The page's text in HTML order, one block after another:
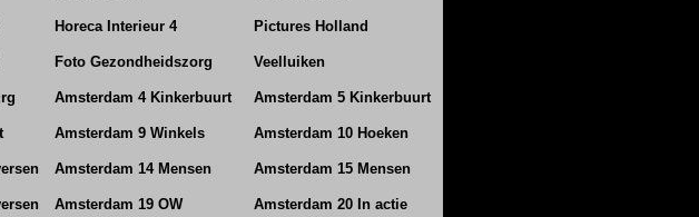
Horeca Interieur 4 Pictures Holland
Foto Gezondheidszorg Veelluiken
Amsterdam 4 Kinkerbuurt Amsterdam 5 Kinkerbuurt
Amsterdam 9 Winkels Amsterdam 10 Hoeken
Amsterdam 14 Mensen Amsterdam 15 Mensen
Amsterdam 19 OW Amsterdam 20 In actie